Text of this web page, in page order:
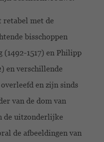
retabel met de
bisschoppen
(1492-1517) en Philipp
en verschillende
en zijn sinds
van de dom van
de uitzonderlijke
de afbeeldingen van